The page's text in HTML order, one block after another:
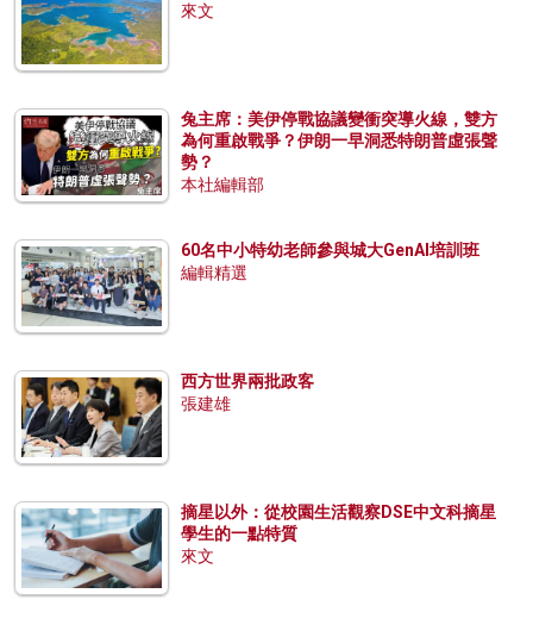
來文
兔主席：美伊停戰協議變衝突導火線，雙方
為何重啟戰爭？伊朗一早洞悉特朗普虛張聲
勢？
本社編輯部
60名中小特幼老師參與城大GenAI培訓班
編輯精選
西方世界兩批政客
張建雄
摘星以外：從校園生活觀察DSE中文科摘星
學生的一點特質
來文